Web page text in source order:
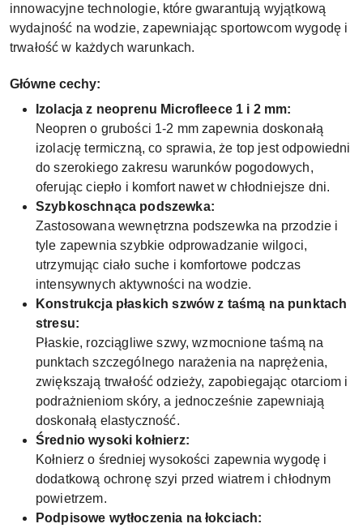
innowacyjne technologie, które gwarantują wyjątkową
wydajność na wodzie, zapewniając sportowcom wygodę i
trwałość w każdych warunkach.
Główne cechy:
Izolacja z neoprenu Microfleece 1 i 2 mm:
Neopren o grubości 1-2 mm zapewnia doskonałą
izolację termiczną, co sprawia, że top jest odpowiedni
do szerokiego zakresu warunków pogodowych,
oferując ciepło i komfort nawet w chłodniejsze dni.
Szybkoschnąca podszewka:
Zastosowana wewnętrzna podszewka na przodzie i
tyle zapewnia szybkie odprowadzanie wilgoci,
utrzymując ciało suche i komfortowe podczas
intensywnych aktywności na wodzie.
Konstrukcja płaskich szwów z taśmą na punktach
stresu:
Płaskie, rozciągliwe szwy, wzmocnione taśmą na
punktach szczególnego narażenia na naprężenia,
zwiększają trwałość odzieży, zapobiegając otarciom i
podrażnieniom skóry, a jednocześnie zapewniają
doskonałą elastyczność.
Średnio wysoki kołnierz:
Kołnierz o średniej wysokości zapewnia wygodę i
dodatkową ochronę szyi przed wiatrem i chłodnym
powietrzem.
Podpisowe wytłoczenia na łokciach: